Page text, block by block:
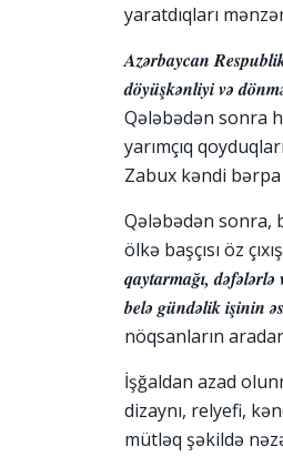
yaratdıqları
Azərbaycan
döyüşkənliyi və
Qələbədən sonra
yarımçıq
Zabux kəndi
Qələbədən sonra,
ölkə başçısı öz
qaytarmağı,
belə gündəlik işinin
nöqsanların
İşğaldan azad
dizaynı, relyefi,
mütləq şəkildə